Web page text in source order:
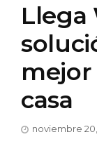
Llega
mejor
casa
noviembre